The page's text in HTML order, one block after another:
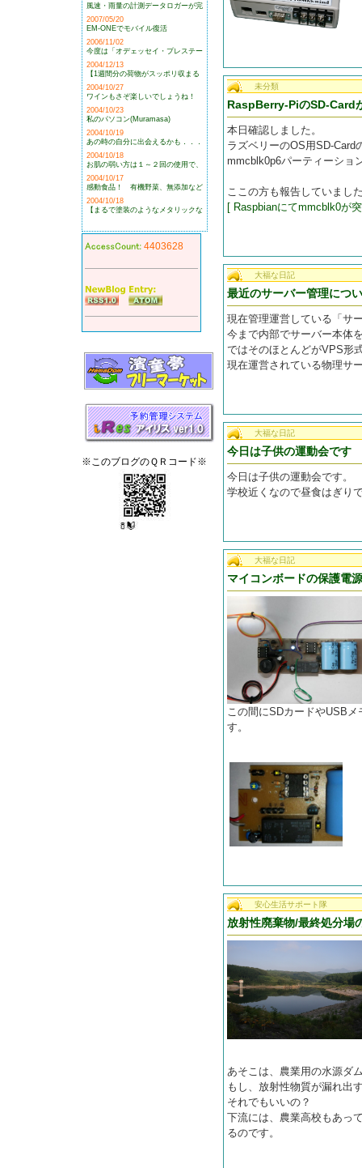
風速・雨量の計測データロガーが完
2007/05/20
EM-ONEでモバイル復活
2006/11/02
今度は「オデェッセイ・プレステー
2004/12/13
【1週間分の荷物がスッポリ収まる
2004/10/27
ワインもさぞ楽しいでしょうね！
2004/10/23
私のパソコン(Muramasa)
2004/10/19
あの時の自分に出会えるかも．．．
2004/10/18
お肌の弱い方は１～２回の使用で、
2004/10/17
感動食品！ 有機野菜、無添加など
2004/10/18
【まるで塗装のようなメタリックな
4403628
※このブログのＱＲコード※
未分類
RaspBerry-PiのSD-Card
本日確認しました。
ラズベリーのOS用SD-Card
mmcblk0p6パーティーショ
ここの方も報告していまし
[ Raspbianにてmmcblk0が
大福な日記
最近のサーバー管理につ
現在管理運営している「サ
今まで内部でサーバー本体
ではそのほとんどがVPS形
現在運営されている物理サ
大福な日記
今日は子供の運動会です
今日は子供の運動会です。
学校近くなので昼食はぎり
大福な日記
マイコンボードの保護電源
この間にSDカードやUSB
す。
安心生活サポート隊
放射性廃棄物/最終処分場
あそこは、農業用の水源ダ
もし、放射性物質が漏れ出
それでもいいの？
下流には、農業高校もあっ
るのです。